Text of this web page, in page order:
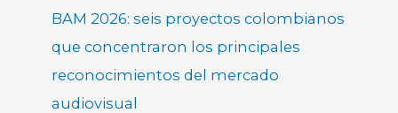
BAM 2026: seis proyectos colombianos
que concentraron los principales
reconocimientos del mercado
audiovisual